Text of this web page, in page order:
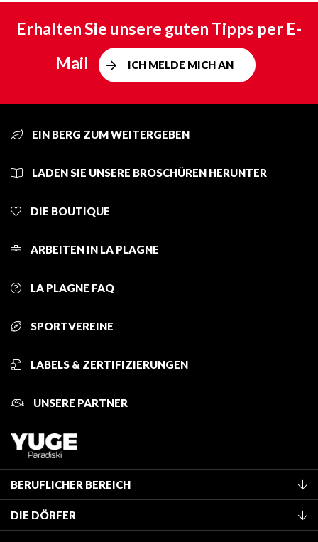
Erhalten Sie unsere guten Tipps per E-
Mail
ICH MELDE MICH AN
EIN BERG ZUM WEITERGEBEN
LADEN SIE UNSERE BROSCHÜREN HERUNTER
DIE BOUTIQUE
ARBEITEN IN LA PLAGNE
LA PLAGNE FAQ
SPORTVEREINE
LABELS & ZERTIFIZIERUNGEN
UNSERE PARTNER
BERUFLICHER BEREICH
Mitglied des Fremdenverkehrsamtes werden
Klassifizierung von Möbeln
DIE DÖRFER